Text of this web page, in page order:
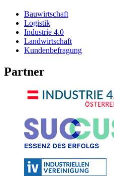
Bauwirtschaft
Logistik
Industrie 4.0
Landwirtschaft
Kundenbefragung
Partner